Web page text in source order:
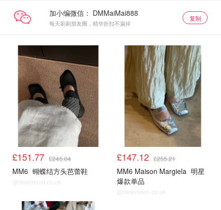
加小编微信：
每天刷刷朋友圈，精华折扣不漏掉
复制
£151.77 £245.04
MM6 蝴蝶结方头芭蕾鞋
@dealmoon.co.uk
£147.12 £255.21
MM6 Maison Margiela 明星
爆款单品
@dealmoon.co.uk